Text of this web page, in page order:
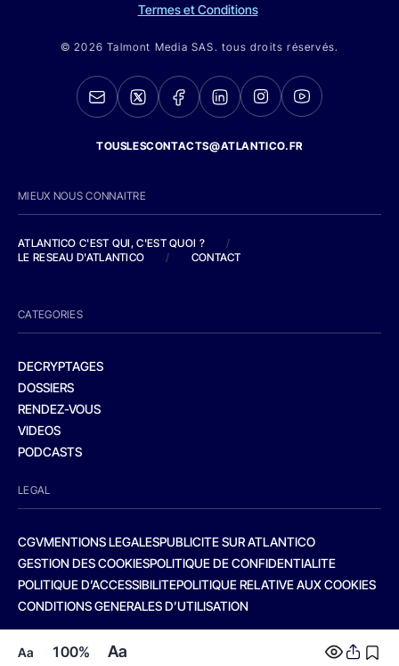
Aa 100% Aa
Termes et Conditions
© 2026 Talmont Media SAS. tous droits réservés.
TOUSLESCONTACTS@ATLANTICO.FR
MIEUX NOUS CONNAITRE
ATLANTICO C'EST QUI, C'EST QUOI ?
/
LE RESEAU D'ATLANTICO
/ CONTACT
CATEGORIES
DECRYPTAGES
DOSSIERS
RENDEZ-VOUS
VIDEOS
PODCASTS
LEGAL
CGVMENTIONS LEGALESPUBLICITE SUR ATLANTICO
GESTION DES COOKIESPOLITIQUE DE CONFIDENTIALITE
POLITIQUE D’ACCESSIBILITEPOLITIQUE RELATIVE AUX COOKIES
CONDITIONS GENERALES D’UTILISATION